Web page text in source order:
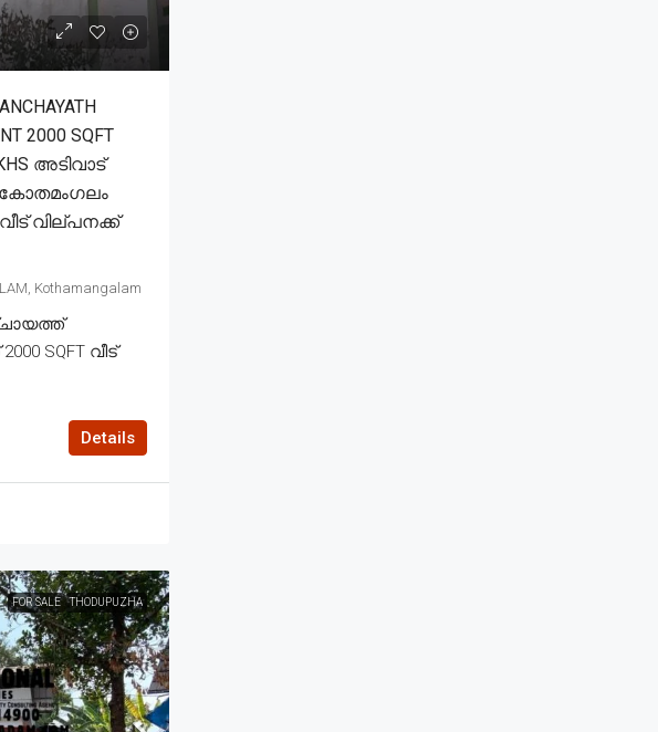
2000 SQFT
അടിവാട്
വില്പനക്ക്
Kothamangalam
SQFT വീട്
Details
FOR SALE THODUPUZHA